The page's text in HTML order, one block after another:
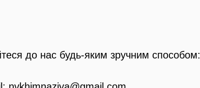
до нас будь-яким зручним способом: